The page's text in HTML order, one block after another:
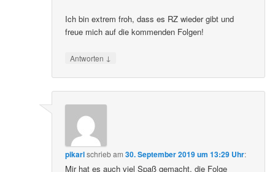
Ich bin extrem froh, dass es RZ wieder gibt und
freue mich auf die kommenden Folgen!
Antworten ↓
pikarlschriebam30. September 2019 um 13:29 Uhr:
Mir hat es auch viel Spaß gemacht, die Folge